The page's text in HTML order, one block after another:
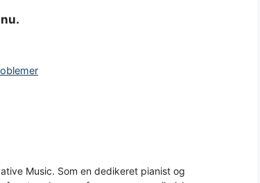
nu.
Music. Som en dedikeret pianist og